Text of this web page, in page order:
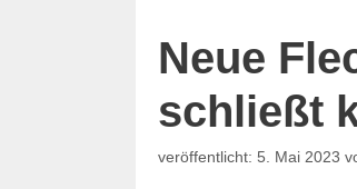
Neue
schließt
5. Mai 2023